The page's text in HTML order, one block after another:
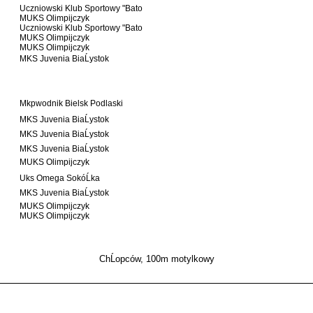
Uczniowski Klub Sportowy "Bato
MUKS Olimpijczyk
Uczniowski Klub Sportowy "Bato
MUKS Olimpijczyk
MUKS Olimpijczyk
MKS Juvenia BiaĹystok
Mkpwodnik Bielsk Podlaski
MKS Juvenia BiaĹystok
MKS Juvenia BiaĹystok
MKS Juvenia BiaĹystok
MUKS Olimpijczyk
Uks Omega SokóĹka
MKS Juvenia BiaĹystok
MUKS Olimpijczyk
MUKS Olimpijczyk
ChĹopców, 100m motylkowy